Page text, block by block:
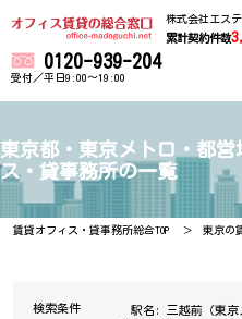
株式会社エス
累計契約件数
0120-939-204
受付／平日9:00～19:00
東京都・東京メトロ・都営
ス・貸事務所の一覧
賃貸オフィス・貸事務所総合TOP 東京の
検索条件 駅名: 三越前（東京